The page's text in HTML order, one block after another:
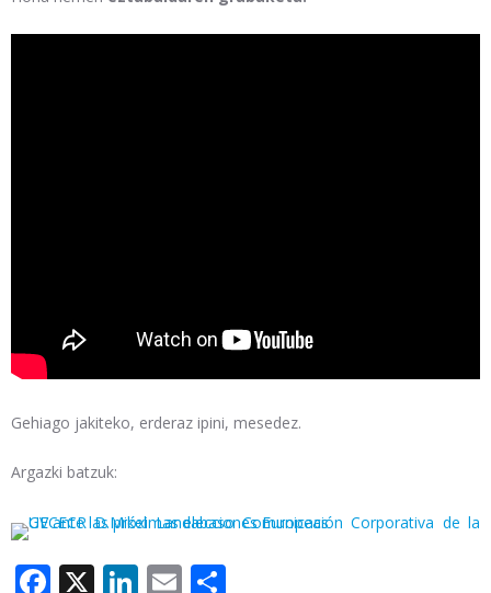
Gehiago jakiteko, erderaz ipini, mesedez.
Argazki batzuk:
Facebook
X LinkedIn
Email